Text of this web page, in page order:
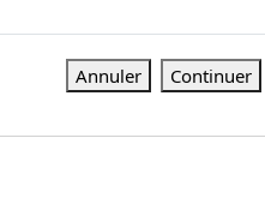
Annuler Continuer